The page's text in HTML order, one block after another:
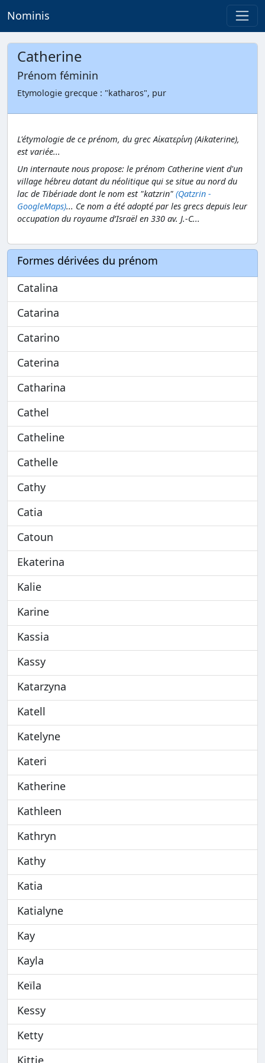
Nominis
Catherine
Prénom féminin
Etymologie grecque : "katharos", pur
L'étymologie de ce prénom, du grec Αἰκατερίνη (Aikaterine),
est variée...
Un internaute nous propose: le prénom Catherine vient d'un
village hébreu datant du néolitique qui se situe au nord du
lac de Tibériade dont le nom est "katzrin" (Qatzrin -
GoogleMaps)... Ce nom a été adopté par les grecs depuis leur
occupation du royaume d’Israël en 330 av. J.-C...
Formes dérivées du prénom
Catalina
Catarina
Catarino
Caterina
Catharina
Cathel
Catheline
Cathelle
Cathy
Catia
Catoun
Ekaterina
Kalie
Karine
Kassia
Kassy
Katarzyna
Katell
Katelyne
Kateri
Katherine
Kathleen
Kathryn
Kathy
Katia
Katialyne
Kay
Kayla
Keïla
Kessy
Ketty
Kittie